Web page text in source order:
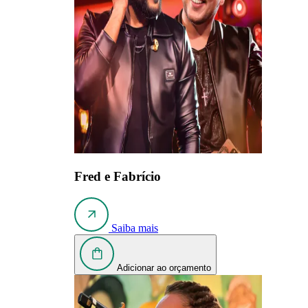
Fred e Fabrício
Saiba mais
Adicionar ao orçamento